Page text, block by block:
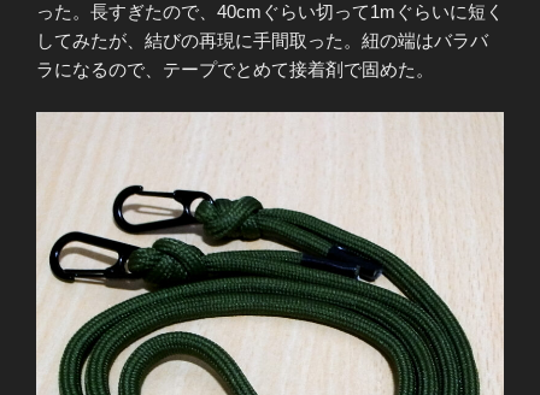
った。長すぎたので、40cmぐらい切って1mぐらいに短く
してみたが、結びの再現に手間取った。紐の端はバラバ
ラになるので、テープでとめて接着剤で固めた。